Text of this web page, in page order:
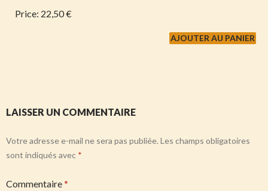
Price: 22,50 €
LAISSER UN COMMENTAIRE
Votre adresse e-mail ne sera pas publiée. Les champs obligatoires
sont indiqués avec *
Commentaire*